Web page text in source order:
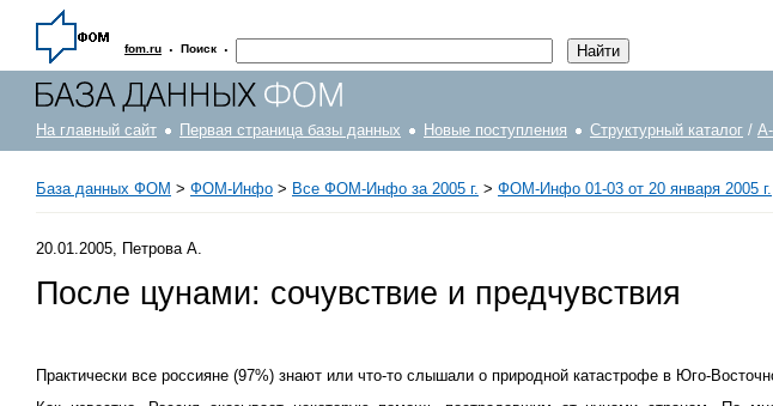
fom.ru · Поиск ·
На главный сайт Первая страница базы данных Новые поступления Структурный каталог /
База данных ФОМ > ФOM-Инфо > Все ФОМ-Инфо за 2005 г. > ФОМ-Инфо 01-03 от 20 января 2005 г.
20.01.2005, Петрова А.
После цунами: сочувствие и предчувствия
Практически все россияне (97%) знают или что-то слышали о природной катастрофе в Юго-